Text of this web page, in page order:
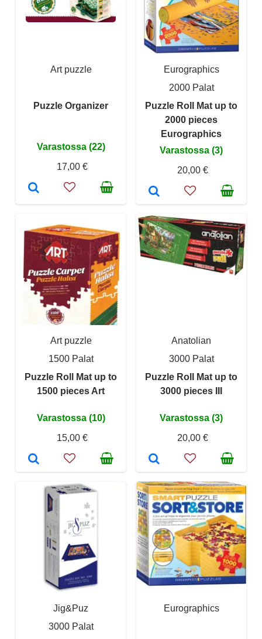
Art puzzle
Puzzle Organizer
Varastossa (22)
17,00 €
Eurographics
2000 Palat
Puzzle Roll Mat up to
2000 pieces
Eurographics
Varastossa (3)
20,00 €
Art puzzle
1500 Palat
Puzzle Roll Mat up to
1500 pieces Art
Varastossa (10)
15,00 €
Anatolian
3000 Palat
Puzzle Roll Mat up to
3000 pieces III
Varastossa (3)
20,00 €
Jig&Puz
3000 Palat
Eurographics